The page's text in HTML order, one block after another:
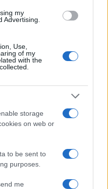
my
Advertising.
Use,
of my
with the
storage
on web or
to be sent to
purposes.
me
ICTY oslabljeno
i uvredljivim javnim
sve mjere kako bi se
da je
zločina nužan uvjet za